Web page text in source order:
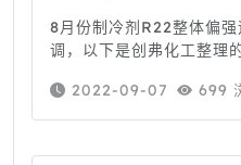
8月份制冷剂R22整体偏
调，以下是创弗化工整理
价为17500.00元/吨，较
涨2.94%，与去年同期相
2022-09-07 699